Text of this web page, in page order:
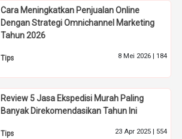
Cara Meningkatkan Penjualan Online
Dengan Strategi Omnichannel Marketing
Tahun 2026
Tips 8 Mei 2026 | 184
Review 5 Jasa Ekspedisi Murah Paling
Banyak Direkomendasikan Tahun Ini
Tips 23 Apr 2025 | 554